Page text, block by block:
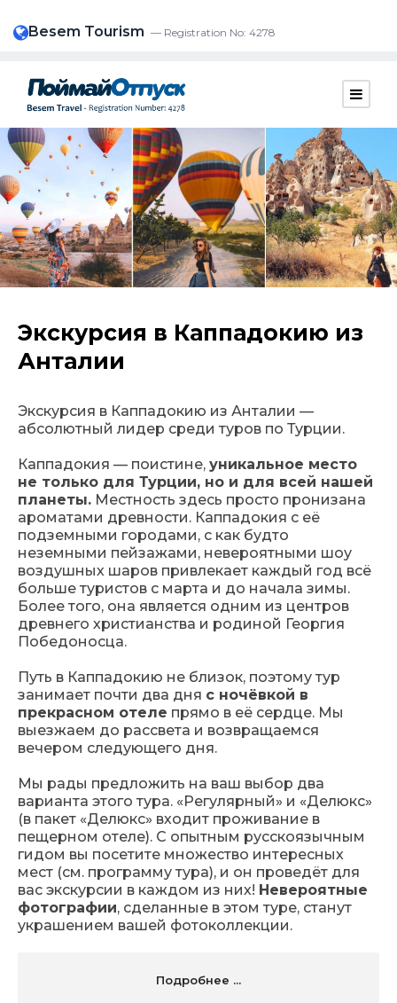
Besem Tourism — Registration No: 4278
Экскурсия в Каппадокию из
Анталии
Экскурсия в Каппадокию из Анталии —
абсолютный лидер среди туров по Турции.
Каппадокия — поистине, уникальное место
не только для Турции, но и для всей нашей
планеты. Местность здесь просто пронизана
ароматами древности. Каппадокия с её
подземными городами, с как будто
неземными пейзажами, невероятными шоу
воздушных шаров привлекает каждый год всё
больше туристов с марта и до начала зимы.
Более того, она является одним из центров
древнего христианства и родиной Георгия
Победоносца.
Путь в Каппадокию не близок, поэтому тур
занимает почти два дня с ночёвкой в
прекрасном отеле прямо в её сердце. Мы
выезжаем до рассвета и возвращаемся
вечером следующего дня.
Мы рады предложить на ваш выбор два
варианта этого тура. «Регулярный» и «Делюкс»
(в пакет «Делюкс» входит проживание в
пещерном отеле). С опытным русскоязычным
гидом вы посетите множество интересных
мест (см. программу тура), и он проведёт для
вас экскурсии в каждом из них! Невероятные
фотографии, сделанные в этом туре, станут
украшением вашей фотоколлекции.
Подробнее ...